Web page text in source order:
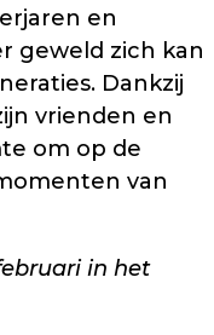
en
geweld zich kan
Dankzij
vrienden en
om op de
van
in het